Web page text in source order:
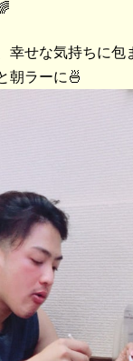
幸せな気持ちに包
朝ラーに🍜